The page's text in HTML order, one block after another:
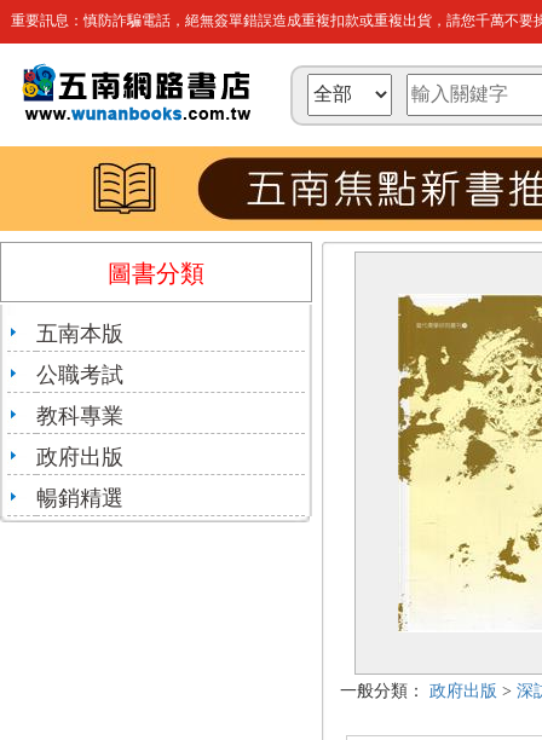
重要訊息：慎防詐騙電話，絕無簽單錯誤造成重複扣款或重複出貨，請您千萬不要
圖書分類
五南本版
公職考試
教科專業
政府出版
暢銷精選
一般分類： 政府出版 > 深